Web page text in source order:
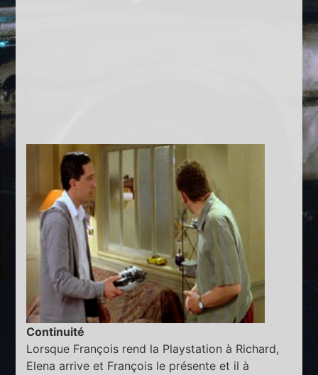
Continuité
Lorsque François rend la Playstation à Richard,
Elena arrive et François le présente et il à